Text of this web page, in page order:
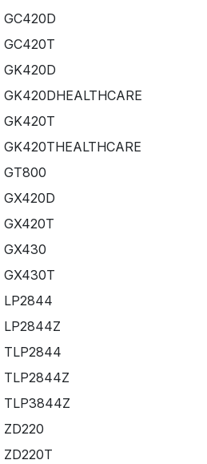
GC420D
GC420T
GK420D
GK420DHEALTHCARE
GK420T
GK420THEALTHCARE
GT800
GX420D
GX420T
GX430
GX430T
LP2844
LP2844Z
TLP2844
TLP2844Z
TLP3844Z
ZD220
ZD220T